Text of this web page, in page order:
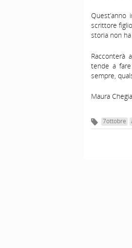
scrittore
storia non
Racconterà
tende a
sempre,
Maura
7ottobre